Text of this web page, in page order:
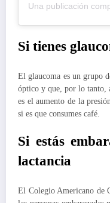
Si tienes
El glaucoma es un grupo
óptico y que, por lo tanto,
es el aumento de la
si es que consumes café.
Si estás
lactancia
El Colegio Americano de